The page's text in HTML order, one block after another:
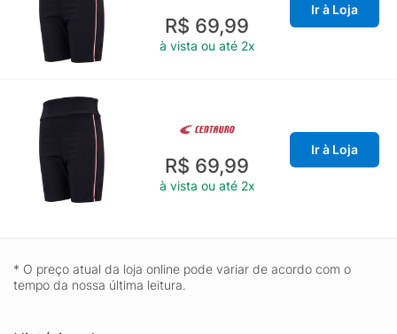
R$ 69,99
à vista ou até 2x
Ir à Loja
R$ 69,99
à vista ou até 2x
Ir à Loja
* O preço atual da loja online pode variar de acordo com o
tempo da nossa última leitura.